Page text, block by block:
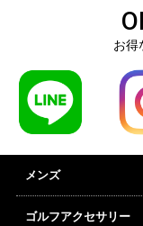
お得
メンズ
ゴルフアクセサリー